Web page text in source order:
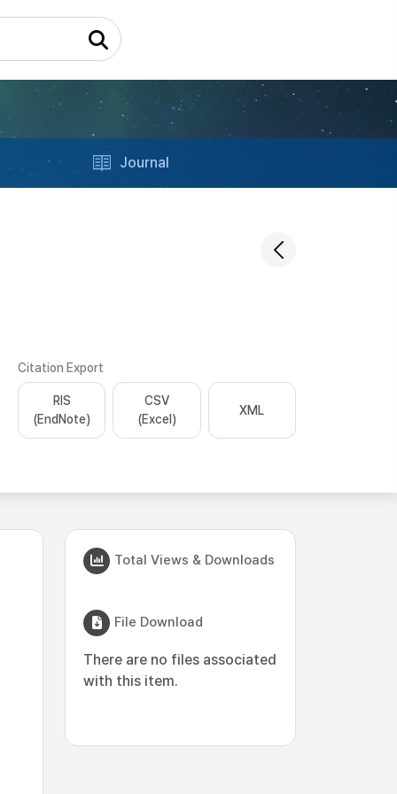
Journal
Citation Export
RIS
(EndNote)
CSV
(Excel)
XML
Total Views & Downloads
File Download
There are no files associated
with this item.